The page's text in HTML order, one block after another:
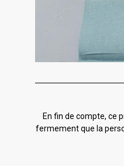
En fin de compte, ce
fermement que la